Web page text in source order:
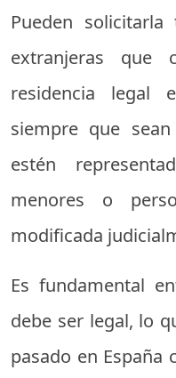
Pueden solicitarla
extranjeras que
residencia legal
siempre que
estén
menores o
modificada
Es fundamental
debe ser legal, lo
pasado en España